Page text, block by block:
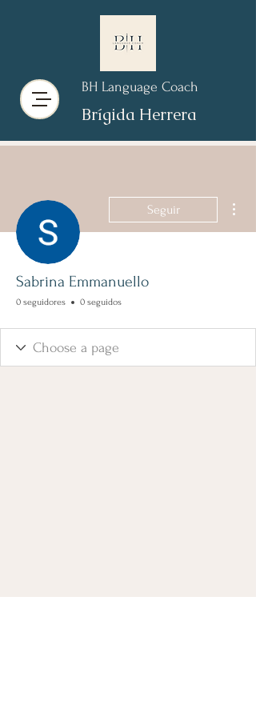
BH Language Coach
Brígida Herrera
Seguir
Sabrina Emmanuello
0 seguidores 0 seguidos